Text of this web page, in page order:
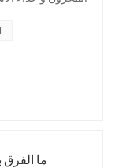
وشبكة سلسلة
ما الفرق